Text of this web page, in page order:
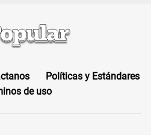
Políticas y Estándares
de uso